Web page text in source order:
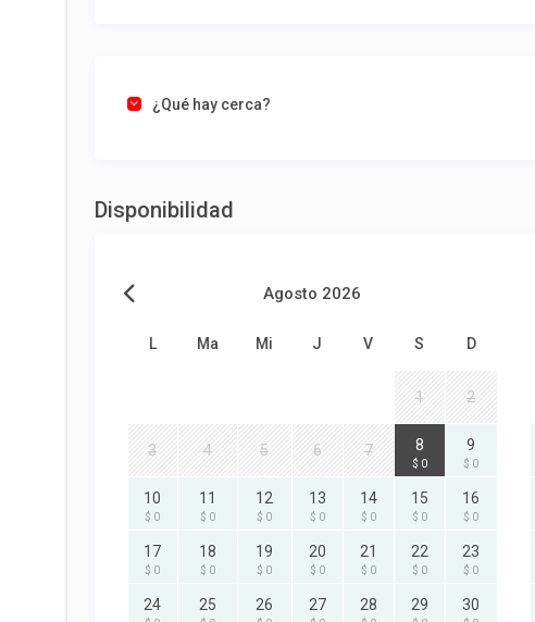
¿Qué hay cerca?
Disponibilidad
Agosto 2026
L Ma Mi J V S D
1 2
3 4 5 6 7 8
$ 0
9
$ 0
10
$ 0
11
$ 0
12
$ 0
13
$ 0
14
$ 0
15
$ 0
16
$ 0
17
$ 0
18
$ 0
19
$ 0
20
$ 0
21
$ 0
22
$ 0
23
$ 0
24 25 26 27 28 29 30